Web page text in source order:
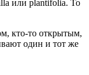
или plantifolia. То
кто-то открытым,
один и тот же